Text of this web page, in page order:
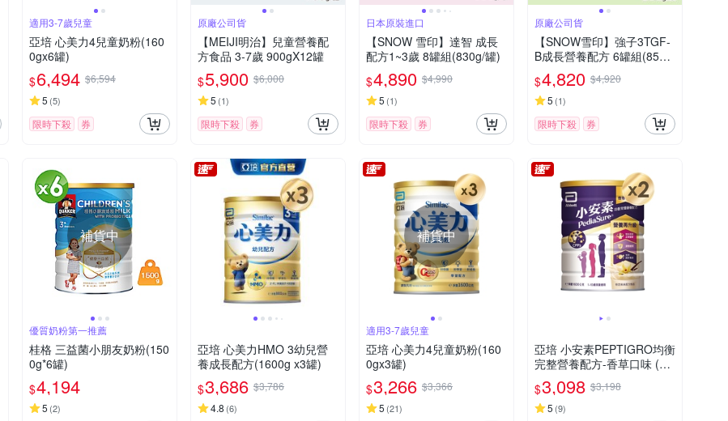
適用3-7歲兒童
亞培 心美力4兒童奶粉(160
0gx6罐)
$6,494 $6,594
5 (5)
限時下殺 券
原廠公司貨
【MEIJI明治】兒童營養配
方食品 3-7歲 900gX12罐
$5,900 $6,000
5 (1)
限時下殺 券
日本原裝進口
【SNOW 雪印】達智 成長
配方1~3歲 8罐組(830g/罐)
$4,890 $4,990
5 (1)
限時下殺 券
原廠公司貨
【SNOW雪印】強子3TGF-
B成長營養配方 6罐組(850g/
罐)
$4,820 $4,920
5 (1)
限時下殺 券
補貨中
優質奶粉第一推薦
桂格 三益菌小朋友奶粉(150
0g*6罐)
$4,194
5 (2)
亞培 心美力HMO 3幼兒營
養成長配方(1600g x3罐)
$3,686 $3,786
4.8 (6)
補貨中
適用3-7歲兒童
亞培 心美力4兒童奶粉(160
0gx3罐)
$3,266 $3,366
5 (21)
亞培 小安素PEPTIGRO均衡
完整營養配方-香草口味 (16
00g x 2入)
$3,098 $3,198
5 (9)